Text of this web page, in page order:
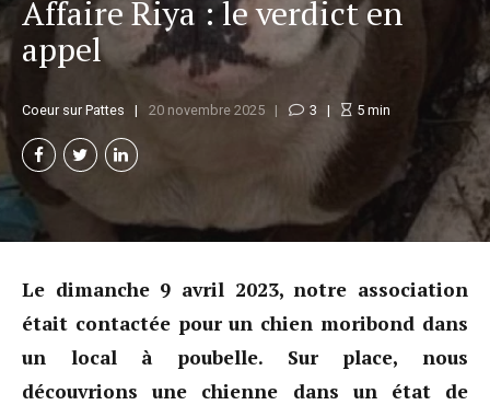
Affaire Riya : le verdict en
appel
Coeur sur Pattes 20 novembre 2025 3 5min
Le dimanche 9 avril 2023, notre association
était contactée pour un chien moribond dans
un local à poubelle. Sur place, nous
découvrions une chienne dans un état de